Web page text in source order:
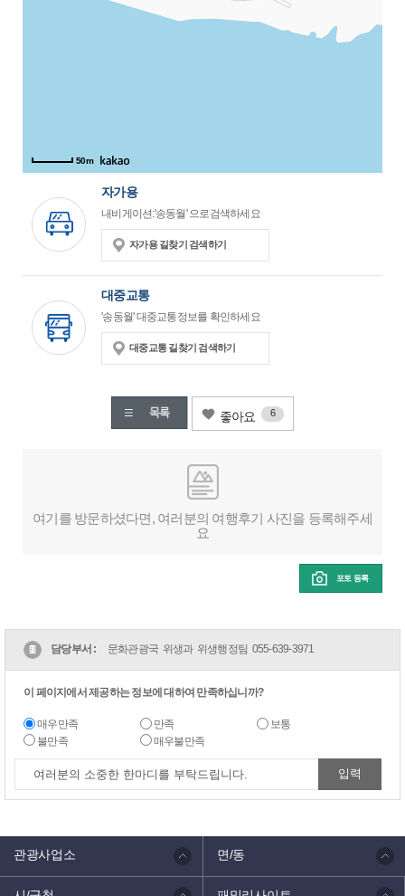
50m
자가용
내비게이션:'송동월' 으로검색하세요
자가용 길찾기 검색하기
대중교통
'송동월' 대중교통정보를 확인하세요
대중교통 길찾기 검색하기
좋아요 6
여기를 방문하셨다면, 여러분의 여행후기 사진을 등록해주세
요
포토 등록
담당부서 : 문화관광국 위생과 위생행정팀 055-639-3971
이 페이지에서 제공하는 정보에 대하여 만족하십니까?
매우만족 만족
보통
불만족
매우불만족
관광사업소 면/동